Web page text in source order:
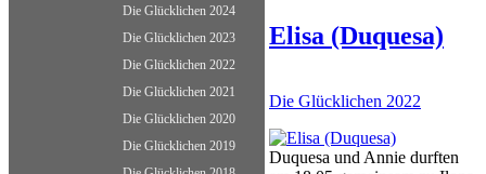
Die Glücklichen 2024
Die Glücklichen 2023
Die Glücklichen 2022
Die Glücklichen 2021
Die Glücklichen 2020
Die Glücklichen 2019
Elisa (Duquesa)
Die Glücklichen 2022
Duquesa und Annie durften